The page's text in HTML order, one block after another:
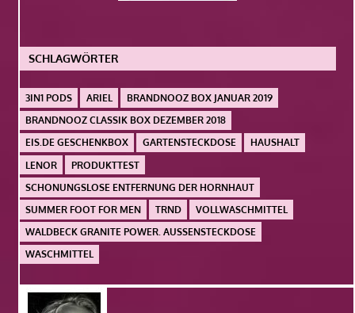
SCHLAGWÖRTER
3IN1 PODS ARIEL
BRANDNOOZ BOX JANUAR 2019
BRANDNOOZ CLASSIK BOX DEZEMBER 2018
EIS.DE GESCHENKBOX
GARTENSTECKDOSE
HAUSHALT
LENOR
PRODUKTTEST
SCHONUNGSLOSE ENTFERNUNG DER HORNHAUT
SUMMER FOOT FOR MEN
TRND
VOLLWASCHMITTEL
WALDBECK GRANITE POWER. AUSSENSTECKDOSE
WASCHMITTEL